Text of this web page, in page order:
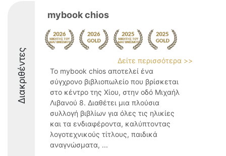
Διακριθέντες
mybook chios
Δείτε περισσότερα >>
Το mybook chios αποτελεί ένα
σύγχρονο βιβλιοπωλείο που βρίσκεται
στο κέντρο της Χίου, στην οδό Μιχαήλ
Λιβανού 8. Διαθέτει μια πλούσια
συλλογή βιβλίων για όλες τις ηλικίες
και τα ενδιαφέροντα, καλύπτοντας
λογοτεχνικούς τίτλους, παιδικά
αναγνώσματα, ...